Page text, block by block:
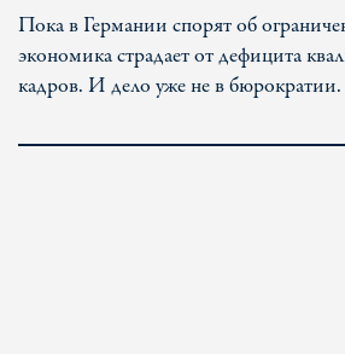
Пока в Германии спорят об
экономика страдает от дефицита
кадров. И дело уже не в бюрократии.